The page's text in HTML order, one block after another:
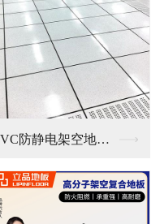
全钢无边防静电地板